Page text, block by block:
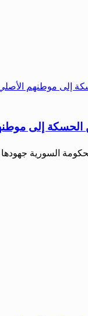
السورية جهودها